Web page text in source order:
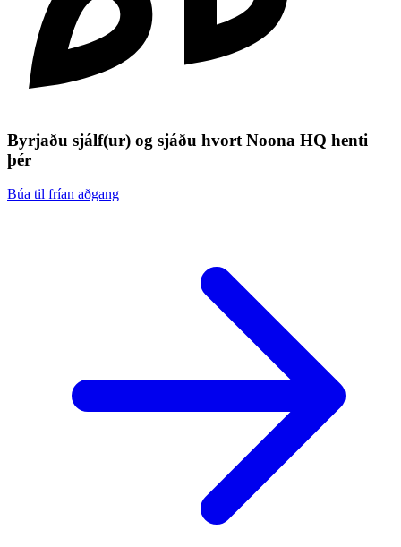
Byrjaðu sjálf(ur) og sjáðu hvort Noona HQ henti
þér
Búa til frían aðgang